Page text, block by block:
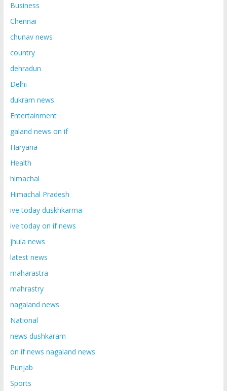
Business
Chennai
chunav news
country
dehradun
Delhi
dukram news
Entertainment
galand news on if
Haryana
Health
himachal
Himachal Pradesh
ive today duskhkarma
ive today on if news
jhula news
latest news
maharastra
mahrastry
nagaland news
National
news dushkaram
on if news nagaland news
Punjab
Sports